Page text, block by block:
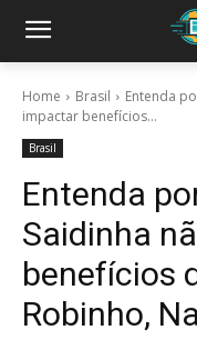
Home Brasil
Entenda
impactar benefícios...
Brasil
Entenda
Saidinha
benefícios
Robinho,